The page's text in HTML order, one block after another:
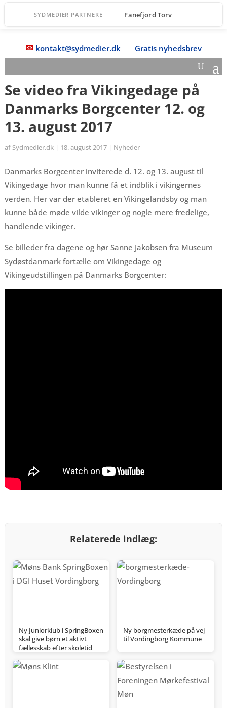
SYDMEDIER PARTNERE Fanefjord Torv
✉ kontakt@sydmedier.dk Gratis nyhedsbrev
Se video fra Vikingedage på
Danmarks Borgcenter 12. og
13. august 2017
af Sydmedier.dk| 18. august 2017| Nyheder
Danmarks Borgcenter inviterede d. 12. og 13. august til
Vikingedage hvor man kunne få et indblik i vikingernes
verden. Her var der etableret en Vikingelandsby og man
kunne både møde vilde vikinger og nogle mere fredelige,
handlende vikinger.
Se billeder fra dagene og hør Sanne Jakobsen fra Museum
Sydøstdanmark fortælle om Vikingedage og
Vikingeudstillingen på Danmarks Borgcenter:
Relaterede indlæg:
Ny Juniorklub i SpringBoxen
skal give børn et aktivt
fællesskab efter skoletid
Ny borgmesterkæde på vej
til Vordingborg Kommune